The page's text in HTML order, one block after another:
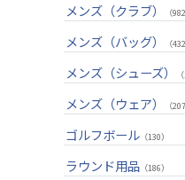
メンズ（クラブ）
（
クラブセット(右用)
ドライバー(右用)
フェアウェイウッド
メンズ（バッグ） （
キャディバッグ（
ボストンバッグ
トートバッグ
メンズ（シューズ）
メンズ（ウェア） （
トップス（55）
ボトムス（26）
ゴルフボール （130）
ラウンド用品 （186）